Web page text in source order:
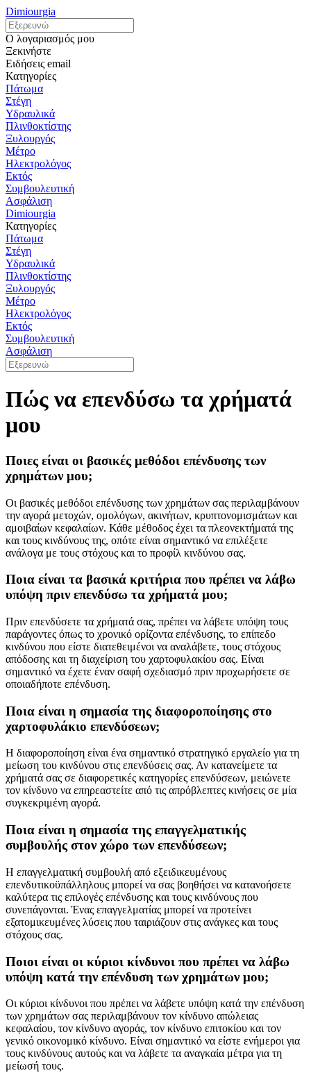
Dimiourgia
Ο λογαριασμός μου
Ξεκινήστε
Ειδήσεις email
Κατηγορίες
Πάτωμα
Στέγη
Υδραυλικά
Πλινθοκτίστης
Ξυλουργός
Μέτρο
Ηλεκτρολόγος
Εκτός
Συμβουλευτική
Ασφάλιση
Dimiourgia
Κατηγορίες
Πάτωμα
Στέγη
Υδραυλικά
Πλινθοκτίστης
Ξυλουργός
Μέτρο
Ηλεκτρολόγος
Εκτός
Συμβουλευτική
Ασφάλιση
Πώς να επενδύσω τα χρήματά
μου
Ποιες είναι οι βασικές μεθόδοι επένδυσης των
χρημάτων μου;
Οι βασικές μεθόδοι επένδυσης των χρημάτων σας περιλαμβάνουν
την αγορά μετοχών, ομολόγων, ακινήτων, κρυπτονομισμάτων και
αμοιβαίων κεφαλαίων. Κάθε μέθοδος έχει τα πλεονεκτήματά της
και τους κινδύνους της, οπότε είναι σημαντικό να επιλέξετε
ανάλογα με τους στόχους και το προφίλ κινδύνου σας.
Ποια είναι τα βασικά κριτήρια που πρέπει να λάβω
υπόψη πριν επενδύσω τα χρήματά μου;
Πριν επενδύσετε τα χρήματά σας, πρέπει να λάβετε υπόψη τους
παράγοντες όπως το χρονικό ορίζοντα επένδυσης, το επίπεδο
κινδύνου που είστε διατεθειμένοι να αναλάβετε, τους στόχους
απόδοσης και τη διαχείριση του χαρτοφυλακίου σας. Είναι
σημαντικό να έχετε έναν σαφή σχεδιασμό πριν προχωρήσετε σε
οποιαδήποτε επένδυση.
Ποια είναι η σημασία της διαφοροποίησης στο
χαρτοφυλάκιο επενδύσεων;
Η διαφοροποίηση είναι ένα σημαντικό στρατηγικό εργαλείο για τη
μείωση του κινδύνου στις επενδύσεις σας. Αν κατανείμετε τα
χρήματά σας σε διαφορετικές κατηγορίες επενδύσεων, μειώνετε
τον κίνδυνο να επηρεαστείτε από τις απρόβλεπτες κινήσεις σε μία
συγκεκριμένη αγορά.
Ποια είναι η σημασία της επαγγελματικής
συμβουλής στον χώρο των επενδύσεων;
Η επαγγελματική συμβουλή από εξειδικευμένους
επενδυτικοϋπάλληλους μπορεί να σας βοηθήσει να κατανοήσετε
καλύτερα τις επιλογές επένδυσης και τους κινδύνους που
συνεπάγονται. Ένας επαγγελματίας μπορεί να προτείνει
εξατομικευμένες λύσεις που ταιριάζουν στις ανάγκες και τους
στόχους σας.
Ποιοι είναι οι κύριοι κίνδυνοι που πρέπει να λάβω
υπόψη κατά την επένδυση των χρημάτων μου;
Οι κύριοι κίνδυνοι που πρέπει να λάβετε υπόψη κατά την επένδυση
των χρημάτων σας περιλαμβάνουν τον κίνδυνο απώλειας
κεφαλαίου, τον κίνδυνο αγοράς, τον κίνδυνο επιτοκίου και τον
γενικό οικονομικό κίνδυνο. Είναι σημαντικό να είστε ενήμεροι για
τους κινδύνους αυτούς και να λάβετε τα αναγκαία μέτρα για τη
μείωσή τους.